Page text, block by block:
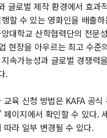
글로벌 제작 환경에서 효과
할 수 있는 영화인을 배출
대학교 산학협력단의 전문
현장을 아우르는 최고 수준
속가능성과 글로벌 경쟁력
.
교육 신청 방법은 KAFA 공식
페이지에서 확인할 수 있다.
따라 일부 변경될 수 있다.